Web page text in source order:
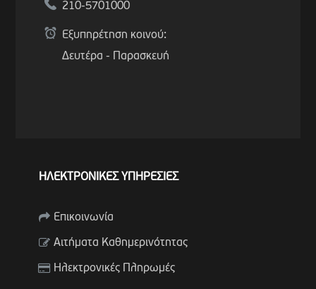
210-5701000
Εξυπηρέτηση κοινού:
Δευτέρα - Παρασκευή
ΗΛΕΚΤΡΟΝΙΚΕΣ ΥΠΗΡΕΣΙΕΣ
Επικοινωνία
Αιτήματα Καθημερινότητας
Ηλεκτρονικές Πληρωμές